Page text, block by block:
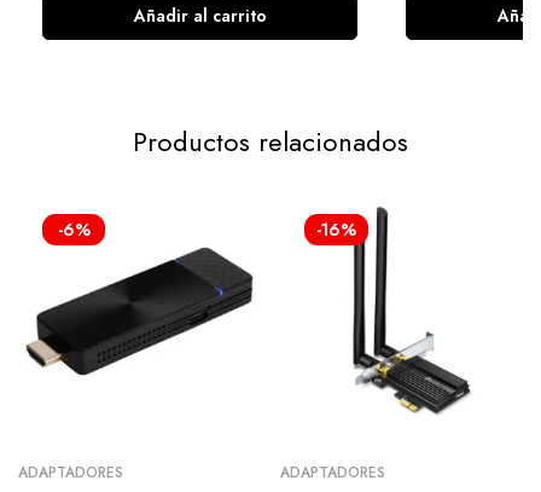
Añadir al carrito
Productos relacionados
-6%
ADAPTADORES
-16%
ADAPTADORES